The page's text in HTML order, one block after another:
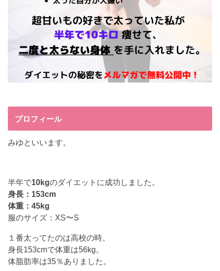
プロフィール
みゆといいます。
半年で10kgのダイエットに成功しました。
身長：153cm
体重：45kg
服のサイズ：XS〜S
１番太ってたのは高校の時。
身長153cmで体重は56kg。
体脂肪率は35％ありました。